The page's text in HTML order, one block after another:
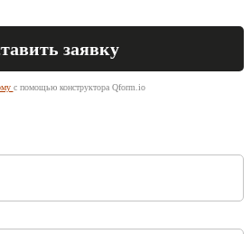
с помощью конструктора Qform.io